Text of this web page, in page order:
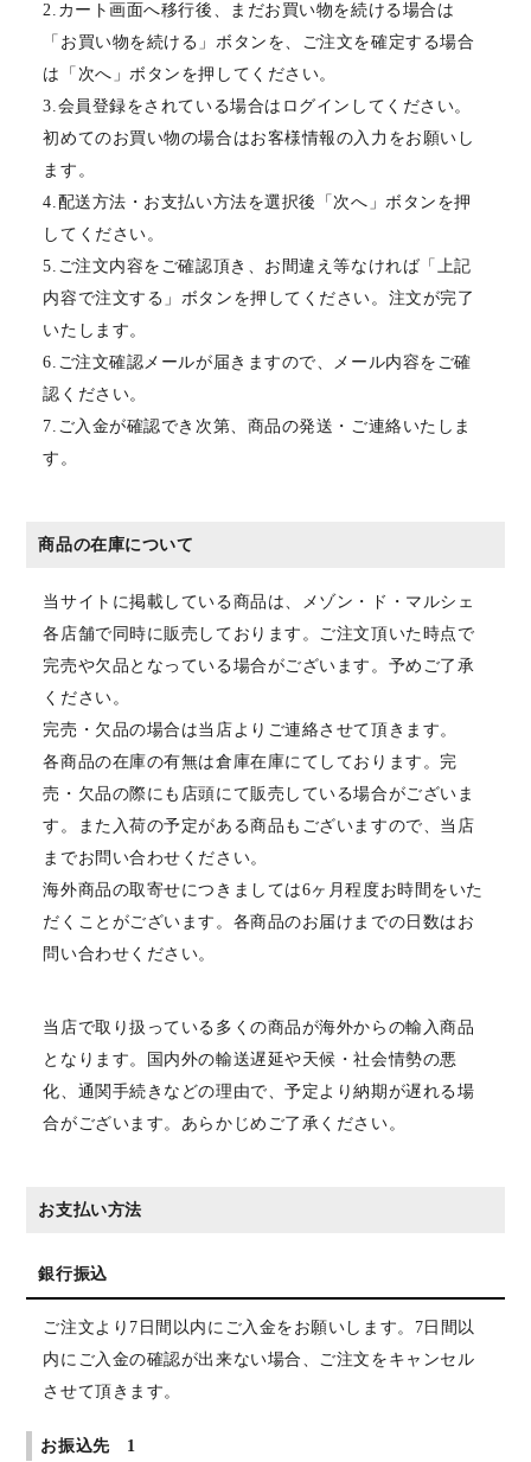
2.カート画面へ移行後、まだお買い物を続ける場合は
「お買い物を続ける」ボタンを、ご注文を確定する場合
は「次へ」ボタンを押してください。
3.会員登録をされている場合はログインしてください。
初めてのお買い物の場合はお客様情報の入力をお願いし
ます。
4.配送方法・お支払い方法を選択後「次へ」ボタンを押
してください。
5.ご注文内容をご確認頂き、お間違え等なければ「上記
内容で注文する」ボタンを押してください。注文が完了
いたします。
6.ご注文確認メールが届きますので、メール内容をご確
認ください。
7.ご入金が確認でき次第、商品の発送・ご連絡いたしま
す。
商品の在庫について
当サイトに掲載している商品は、メゾン・ド・マルシェ
各店舗で同時に販売しております。ご注文頂いた時点で
完売や欠品となっている場合がございます。予めご了承
ください。
完売・欠品の場合は当店よりご連絡させて頂きます。
各商品の在庫の有無は倉庫在庫にてしております。完
売・欠品の際にも店頭にて販売している場合がございま
す。また入荷の予定がある商品もございますので、当店
までお問い合わせください。
海外商品の取寄せにつきましては6ヶ月程度お時間をいた
だくことがございます。各商品のお届けまでの日数はお
問い合わせください。
当店で取り扱っている多くの商品が海外からの輸入商品
となります。国内外の輸送遅延や天候・社会情勢の悪
化、通関手続きなどの理由で、予定より納期が遅れる場
合がございます。あらかじめご了承ください。
お支払い方法
銀行振込
ご注文より7日間以内にご入金をお願いします。7日間以
内にご入金の確認が出来ない場合、ご注文をキャンセル
させて頂きます。
お振込先 1